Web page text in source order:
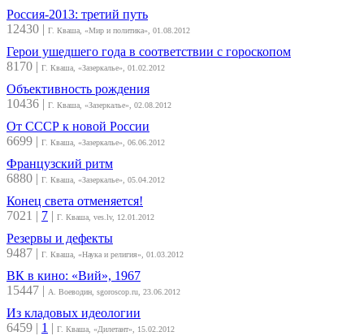
Россия-2013: третий путь
12430 | Г. Кваша, «Мир и политика», 01.08.2012
Герои ушедшего года в соответствии с гороскопом
8170 | Г. Кваша, «Зазеркалье», 01.02.2012
Объективность рождения
10436 | Г. Кваша, «Зазеркалье», 02.08.2012
От СССР к новой России
6699 | Г. Кваша, «Зазеркалье», 06.06.2012
Французский ритм
6880 | Г. Кваша, «Зазеркалье», 05.04.2012
Конец света отменяется!
7021 | 7 | Г. Кваша, ves.lv, 12.01.2012
Резервы и дефекты
9487 | Г. Кваша, «Наука и религия», 01.03.2012
ВК в кино: «Вий», 1967
15447 | А. Воеводин, sgoroscop.ru, 23.06.2012
Из кладовых идеологии
6459 | 1 | Г. Кваша, «Дилетант», 15.02.2012